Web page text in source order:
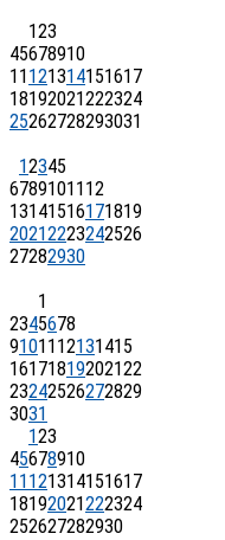
123
45678910
11 121314151617
18192021222324
25262728293031
12345
67891011 12
13141516171819
20212223242526
27282930
1
2345678
91011 12131415
16171819202122
23242526272829
3031
123
45678910
11 121314151617
18192021222324
252627282930